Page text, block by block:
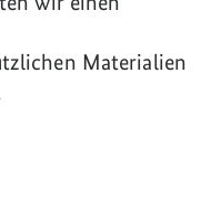
Materialien